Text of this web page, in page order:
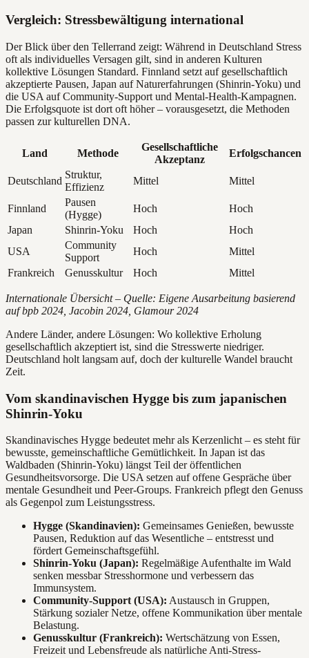
Vergleich: Stressbewältigung international
Der Blick über den Tellerrand zeigt: Während in Deutschland Stress
oft als individuelles Versagen gilt, sind in anderen Kulturen
kollektive Lösungen Standard. Finnland setzt auf gesellschaftlich
akzeptierte Pausen, Japan auf Naturerfahrungen (Shinrin-Yoku) und
die USA auf Community-Support und Mental-Health-Kampagnen.
Die Erfolgsquote ist dort oft höher – vorausgesetzt, die Methoden
passen zur kulturellen DNA.
Land Methode
Gesellschaftliche
Akzeptanz
Erfolgschancen
Deutschland
Struktur,
Effizienz
Mittel Mittel
Finnland
Pausen
(Hygge)
Hoch
Hoch
Japan
Shinrin-Yoku Hoch
Hoch
USA
Community
Support
Hoch
Mittel
Frankreich
Genusskultur Hoch Mittel
Internationale Übersicht – Quelle: Eigene Ausarbeitung basierend
auf bpb 2024, Jacobin 2024, Glamour 2024
Andere Länder, andere Lösungen: Wo kollektive Erholung
gesellschaftlich akzeptiert ist, sind die Stresswerte niedriger.
Deutschland holt langsam auf, doch der kulturelle Wandel braucht
Zeit.
Vom skandinavischen Hygge bis zum japanischen
Shinrin-Yoku
Skandinavisches Hygge bedeutet mehr als Kerzenlicht – es steht für
bewusste, gemeinschaftliche Gemütlichkeit. In Japan ist das
Waldbaden (Shinrin-Yoku) längst Teil der öffentlichen
Gesundheitsvorsorge. Die USA setzen auf offene Gespräche über
mentale Gesundheit und Peer-Groups. Frankreich pflegt den Genuss
als Gegenpol zum Leistungsstress.
Hygge (Skandinavien): Gemeinsames Genießen, bewusste
Pausen, Reduktion auf das Wesentliche – entstresst und
fördert Gemeinschaftsgefühl.
Shinrin-Yoku (Japan): Regelmäßige Aufenthalte im Wald
senken messbar Stresshormone und verbessern das
Immunsystem.
Community-Support (USA): Austausch in Gruppen,
Stärkung sozialer Netze, offene Kommunikation über mentale
Belastung.
Genusskultur (Frankreich): Wertschätzung von Essen,
Freizeit und Lebensfreude als natürliche Anti-Stress-